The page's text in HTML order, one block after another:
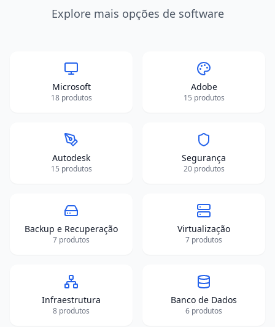
Explore mais opções de software
Microsoft
18produtos
Adobe
15 produtos
Autodesk
15 produtos
Segurança
20produtos
Backup e Recuperação
7 produtos
Virtualização
7 produtos
Infraestrutura
8 produtos
Banco de Dados
6 produtos